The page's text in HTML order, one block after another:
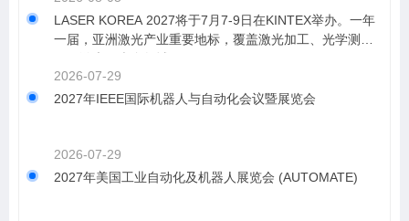
LASER KOREA 2027将于7月7-9日在KINTEX举办。一年
一届，亚洲激光产业重要地标，覆盖激光加工、光学测
2026-07-29
2027年IEEE国际机器人与自动化会议暨展览会
2026-07-29
2027年美国工业自动化及机器人展览会 (AUTOMATE)